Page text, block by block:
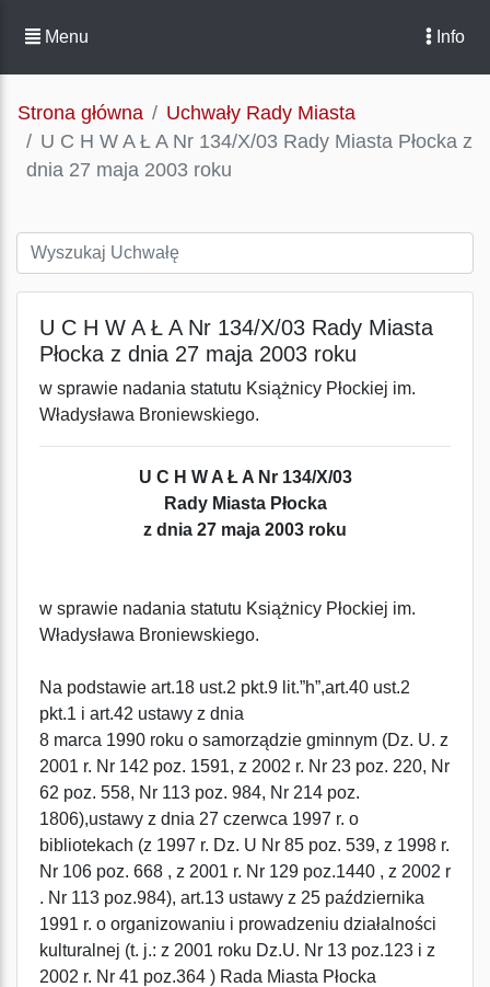
Menu Info
Strona główna
Uchwały Rady Miasta
U C H W A Ł A Nr 134/X/03 Rady Miasta Płocka z
dnia 27 maja 2003 roku
U C H W A Ł A Nr 134/X/03 Rady Miasta
Płocka z dnia 27 maja 2003 roku
w sprawie nadania statutu Książnicy Płockiej im.
Władysława Broniewskiego.
U C H W A Ł A Nr 134/X/03
Rady Miasta Płocka
z dnia 27 maja 2003 roku
w sprawie nadania statutu Książnicy Płockiej im.
Władysława Broniewskiego.
Na podstawie art.18 ust.2 pkt.9 lit.”h”,art.40 ust.2
pkt.1 i art.42 ustawy z dnia
8 marca 1990 roku o samorządzie gminnym (Dz. U. z
2001 r. Nr 142 poz. 1591, z 2002 r. Nr 23 poz. 220, Nr
62 poz. 558, Nr 113 poz. 984, Nr 214 poz.
1806),ustawy z dnia 27 czerwca 1997 r. o
bibliotekach (z 1997 r. Dz. U Nr 85 poz. 539, z 1998 r.
Nr 106 poz. 668 , z 2001 r. Nr 129 poz.1440 , z 2002 r
. Nr 113 poz.984), art.13 ustawy z 25 października
1991 r. o organizowaniu i prowadzeniu działalności
kulturalnej (t. j.: z 2001 roku Dz.U. Nr 13 poz.123 i z
2002 r. Nr 41 poz.364 ) Rada Miasta Płocka